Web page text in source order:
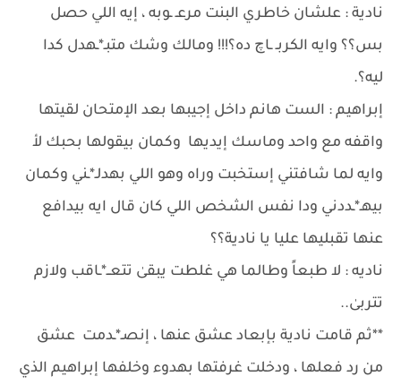
نادية : علشان خاطري البنت مرعـ ـوبه ، إيه اللي حصل
بس؟؟ وايه الكربـ ـاچ ده؟!!! ومالك وشك متبـ*ـهدل كدا
ليه؟.
إبراهيم : الست هانم داخل إجيبها بعد الإمتحان لقيتها
واقفه مع واحد وماسك إيديها وكمان بيقولها بحبك لأ
وايه لما شافتني إستخبت وراه وهو اللي بهدلـ*ـني وكمان
بيهـ*ـددني ودا نفس الشخص اللي كان قال ايه بيدافع
عنها تقبليها عليا يا نادية؟؟
ناديه : لا طبعاً وطالما هي غلطت يبقىٰ تتعــ*ـاقب ولازم
تتربىٰ..
**ثم قامت نادية بإبعاد عشق عنها ، إنصـ*ـدمت عشق
من رد فعلها ، ودخلت غرفتها بهدوء وخلفها إبراهيم الذي